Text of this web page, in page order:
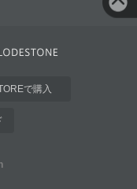
で購入